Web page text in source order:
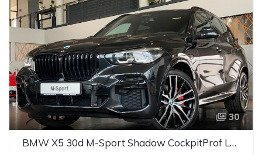
30
BMW X5 30d M-Sport Shadow CockpitProf Leder ACC 22"